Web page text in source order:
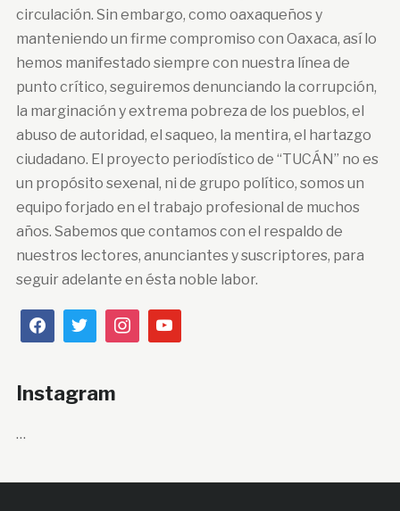
circulación. Sin embargo, como oaxaqueños y
manteniendo un firme compromiso con Oaxaca, así lo
hemos manifestado siempre con nuestra línea de
punto crítico, seguiremos denunciando la corrupción,
la marginación y extrema pobreza de los pueblos, el
abuso de autoridad, el saqueo, la mentira, el hartazgo
ciudadano. El proyecto periodístico de “TUCÁN” no es
un propósito sexenal, ni de grupo político, somos un
equipo forjado en el trabajo profesional de muchos
años. Sabemos que contamos con el respaldo de
nuestros lectores, anunciantes y suscriptores, para
seguir adelante en ésta noble labor.
Instagram
…